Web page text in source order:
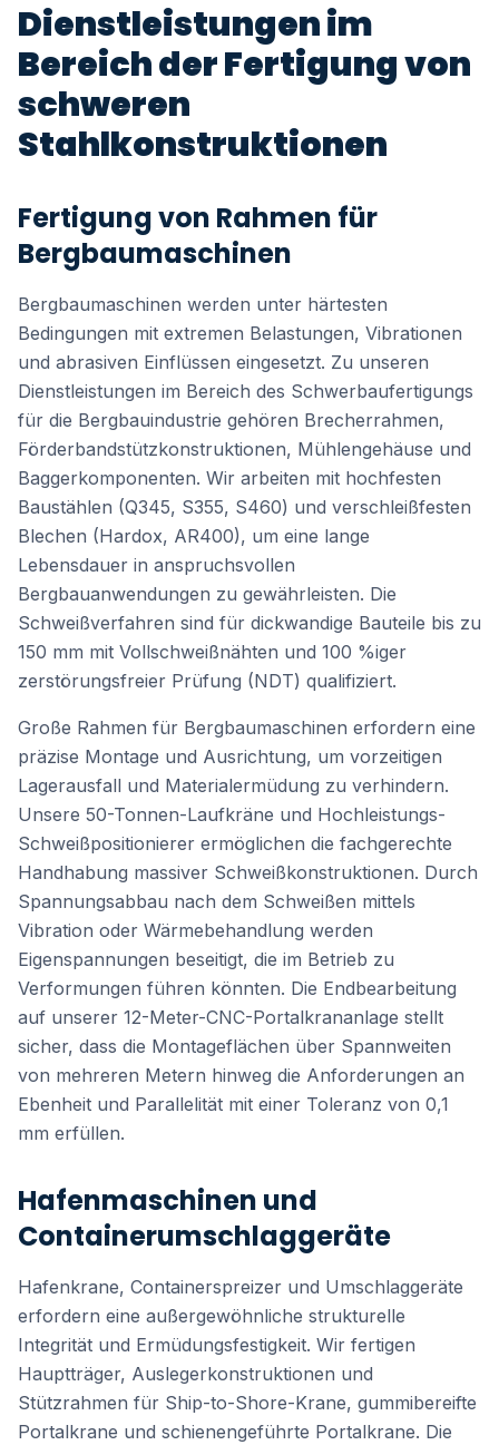
Dienstleistungen im
Bereich der Fertigung von
schweren
Stahlkonstruktionen
Fertigung von Rahmen für
Bergbaumaschinen
Bergbaumaschinen werden unter härtesten
Bedingungen mit extremen Belastungen, Vibrationen
und abrasiven Einflüssen eingesetzt. Zu unseren
Dienstleistungen im Bereich des Schwerbaufertigungs
für die Bergbauindustrie gehören Brecherrahmen,
Förderbandstützkonstruktionen, Mühlengehäuse und
Baggerkomponenten. Wir arbeiten mit hochfesten
Baustählen (Q345, S355, S460) und verschleißfesten
Blechen (Hardox, AR400), um eine lange
Lebensdauer in anspruchsvollen
Bergbauanwendungen zu gewährleisten. Die
Schweißverfahren sind für dickwandige Bauteile bis zu
150 mm mit Vollschweißnähten und 100 %iger
zerstörungsfreier Prüfung (NDT) qualifiziert.
Große Rahmen für Bergbaumaschinen erfordern eine
präzise Montage und Ausrichtung, um vorzeitigen
Lagerausfall und Materialermüdung zu verhindern.
Unsere 50-Tonnen-Laufkräne und Hochleistungs-
Schweißpositionierer ermöglichen die fachgerechte
Handhabung massiver Schweißkonstruktionen. Durch
Spannungsabbau nach dem Schweißen mittels
Vibration oder Wärmebehandlung werden
Eigenspannungen beseitigt, die im Betrieb zu
Verformungen führen könnten. Die Endbearbeitung
auf unserer 12-Meter-CNC-Portalkrananlage stellt
sicher, dass die Montageflächen über Spannweiten
von mehreren Metern hinweg die Anforderungen an
Ebenheit und Parallelität mit einer Toleranz von 0,1
mm erfüllen.
Hafenmaschinen und
Containerumschlaggeräte
Hafenkrane, Containerspreizer und Umschlaggeräte
erfordern eine außergewöhnliche strukturelle
Integrität und Ermüdungsfestigkeit. Wir fertigen
Hauptträger, Auslegerkonstruktionen und
Stützrahmen für Ship-to-Shore-Krane, gummibereifte
Portalkrane und schienengeführte Portalkrane. Die